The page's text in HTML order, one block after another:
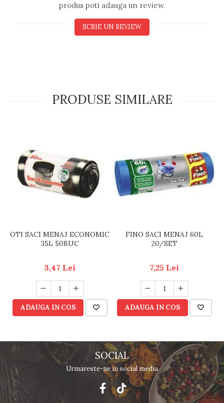
produs poti adauga un review.
SCRIE UN REVIEW
PRODUSE SIMILARE
OTI SACI MENAJ ECONOMIC
35L 50BUC
3,47 Lei
ADAUGA IN COS
FINO SACI MENAJ 60L
20/SET
7,25 Lei
ADAUGA IN COS
SOCIAL
Urmareste-ne in social media